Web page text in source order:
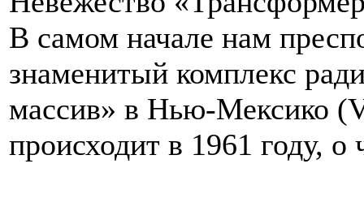
В самом начале нам
знаменитый комплекс
массив» в Нью-Мексико
происходит в 1961 году, о